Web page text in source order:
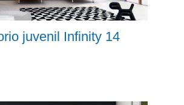
juvenil Infinity 14